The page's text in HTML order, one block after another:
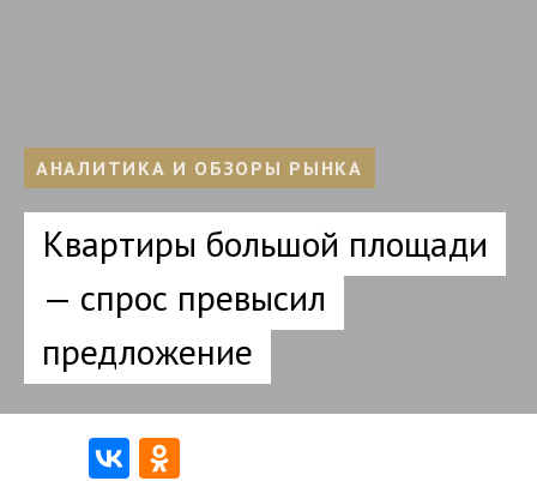
АНАЛИТИКА И ОБЗОРЫ РЫНКА
Квартиры большой площади
— спрос превысил
предложение